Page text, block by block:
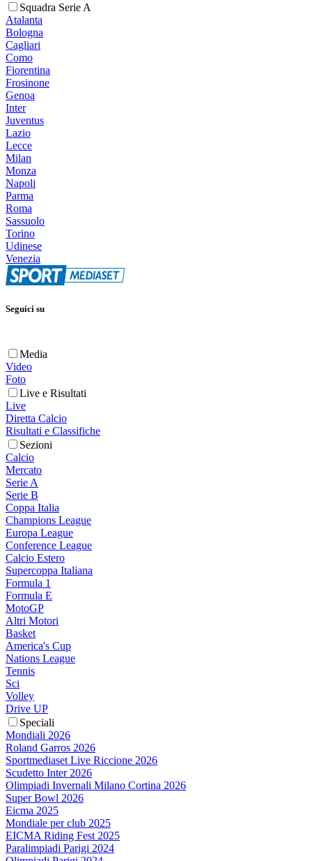
Squadra Serie A
Atalanta
Bologna
Cagliari
Como
Fiorentina
Frosinone
Genoa
Inter
Juventus
Lazio
Lecce
Milan
Monza
Napoli
Parma
Roma
Sassuolo
Torino
Udinese
Venezia
Seguici su
Media
Video
Foto
Live e Risultati
Live
Diretta Calcio
Risultati e Classifiche
Sezioni
Calcio
Mercato
Serie A
Serie B
Coppa Italia
Champions League
Europa League
Conference League
Calcio Estero
Supercoppa Italiana
Formula 1
Formula E
MotoGP
Altri Motori
Basket
America's Cup
Nations League
Tennis
Sci
Volley
Drive UP
Speciali
Mondiali 2026
Roland Garros 2026
Sportmediaset Live Riccione 2026
Scudetto Inter 2026
Olimpiadi Invernali Milano Cortina 2026
Super Bowl 2026
Eicma 2025
Mondiale per club 2025
EICMA Riding Fest 2025
Paralimpiadi Parigi 2024